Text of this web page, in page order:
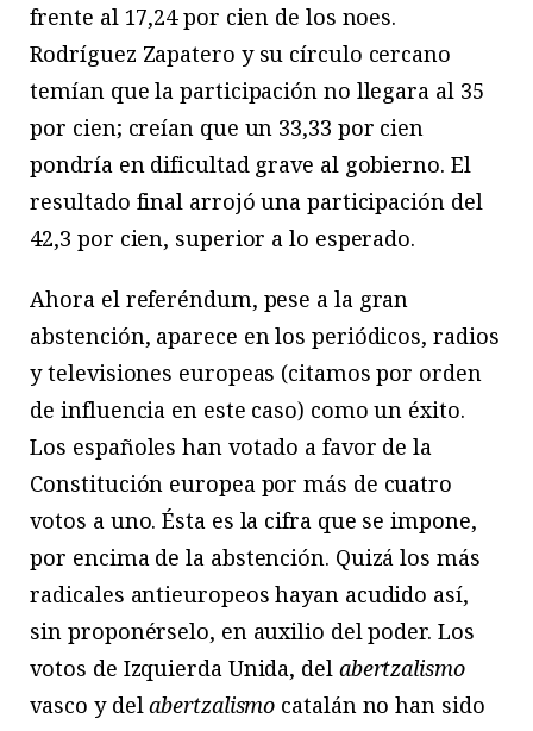
frente al 17,24 por cien de los noes.
Rodríguez Zapatero y su círculo cercano
temían que la participación no llegara al 35
por cien; creían que un 33,33 por cien
pondría en dificultad grave al gobierno. El
resultado final arrojó una participación del
42,3 por cien, superior a lo esperado.
Ahora el referéndum, pese a la gran
abstención, aparece en los periódicos, radios
y televisiones europeas (citamos por orden
de influencia en este caso) como un éxito.
Los españoles han votado a favor de la
Constitución europea por más de cuatro
votos a uno. Ésta es la cifra que se impone,
por encima de la abstención. Quizá los más
radicales antieuropeos hayan acudido así,
sin proponérselo, en auxilio del poder. Los
votos de Izquierda Unida, del abertzalismo
vasco y delabertzalismo catalán no han sido